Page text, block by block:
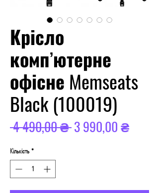
Крісло
комп’ютерне
офісне Memseats
Black (100019)
4 490,00 ₴ Звичайна
3 990,00 ₴За
Кількість *